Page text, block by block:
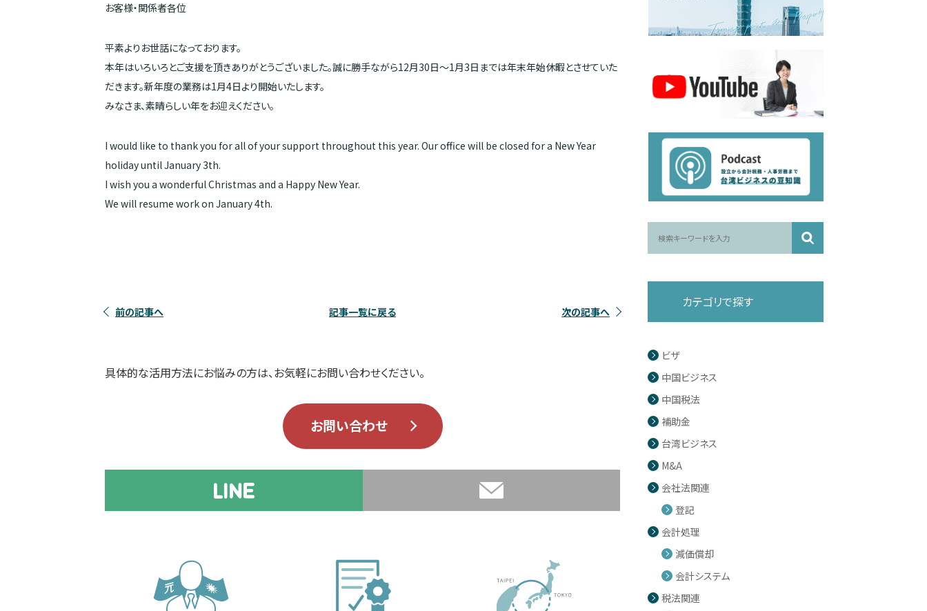
お客様・関係者各位
平素よりお世話になっております。
本年はいろいろとご支援を頂きありがとうございました。誠に勝手ながら12月30日～1月3日までは年末年始休暇とさせていた
だきます。新年度の業務は1月4日より開始いたします。
みなさま、素晴らしい年をお迎えください。
I would like to thank you for all of your support throughout this year. Our office will be closed for a New Year
holiday until January 3th.
I wish you a wonderful Christmas and a Happy New Year.
We will resume work on January 4th.
前の記事へ 記事一覧に戻る 次の記事へ
具体的な活用方法にお悩みの方は、お気軽にお問い合わせください。
お問い合わせ
カテゴリで探す
ビザ
中国ビジネス
中国税法
補助金
台湾ビジネス
M&A
会社法関連
登記
会計処理
減価償却
会計システム
税法関連